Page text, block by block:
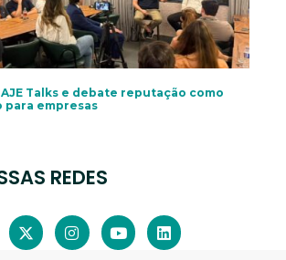
AJE Talks e debate reputação como
empresas
REDES